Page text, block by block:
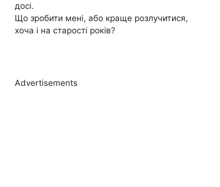
досі.
Що зробити мені, або краще розлучитися,
хоча і на старості років?
Advertisements